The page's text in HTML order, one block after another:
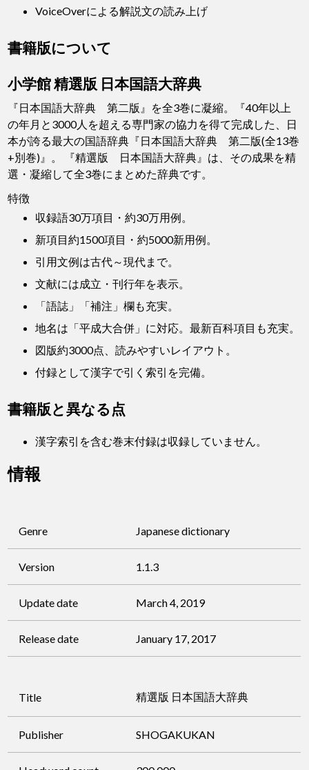
VoiceOverによる解説文の読み上げ
書籍版について
小学館 精選版 日本国語大辞典
『日本国語大辞典 第二版』を全3巻に凝縮。『40年以上
の年月と3000人を超える専門家の協力を得て完成した、日
本が誇る最大の国語辞典『日本国語大辞典 第二版(全13巻
+別巻)』。 『精選版 日本国語大辞典』は、その成果を精
選・凝縮して全3巻にまとめた辞典です。
特徴
収録語30万項目・約30万用例。
新項目約1500項目・約5000新用例。
引用文例は古代～現代まで。
文献には成立・刊行年を表示。
「語誌」「補注」欄も充実。
地名は「平成大合併」に対応。最新百科項目も充実。
図版約3000点、読みやすいレイアウト。
付録として漢字で引く索引を完備。
書籍版と異なる点
漢字索引を含む巻末付録は収録していません。
情報
Genre Japanese dictionary
Version 1.1.3
Update date March 4, 2019
Release date January 17, 2017
Title 精選版 日本国語大辞典
Publisher SHOGAKUKAN